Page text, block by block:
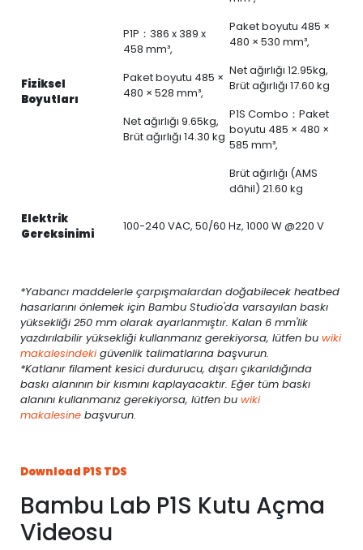
Fiziksel
Boyutları
P1P：386 x 389 x
458 mm³,
Paket boyutu 485 ×
480 × 528 mm³,
Net ağırlığı 9.65kg,
Brüt ağırlığı 14.30 kg
Paket boyutu 485 ×
480 × 530 mm³,
Net ağırlığı 12.95kg,
Brüt ağırlığı 17.60 kg
P1S Combo：Paket
boyutu 485 × 480 ×
585 mm³,
Brüt ağırlığı (AMS
dâhil) 21.60 kg
Elektrik
Gereksinimi
100-240 VAC, 50/60 Hz, 1000 W @220 V
*Yabancı maddelerle çarpışmalardan doğabilecek heatbed
hasarlarını önlemek için Bambu Studio'da varsayılan baskı
yüksekliği 250 mm olarak ayarlanmıştır. Kalan 6 mm'lik
yazdırılabilir yüksekliği kullanmanız gerekiyorsa, lütfen bu wiki
makalesindeki güvenlik talimatlarına başvurun.
*Katlanır filament kesici durdurucu, dışarı çıkarıldığında
baskı alanının bir kısmını kaplayacaktır. Eğer tüm baskı
alanını kullanmanız gerekiyorsa, lütfen bu wiki
makalesine başvurun.
Download P1S TDS
Bambu Lab P1S Kutu Açma
Videosu